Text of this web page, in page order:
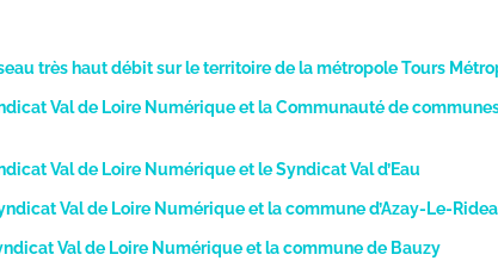
très haut débit sur le territoire de la métropole Tours
Val de Loire Numérique et la Communauté de
Val de Loire Numérique et le Syndicat Val d’Eau
Val de Loire Numérique et la commune d’Azay-Le-
Val de Loire Numérique et la commune de Bauzy